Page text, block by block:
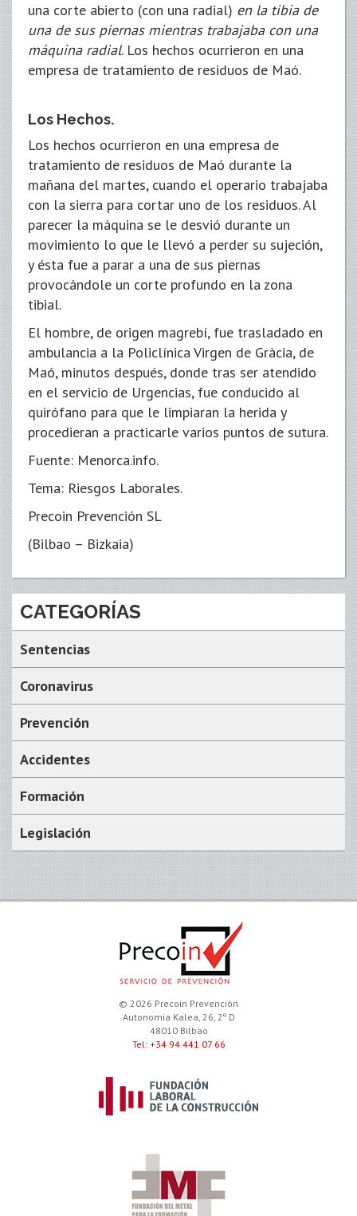
una corte abierto (con una radial) en la tibia de
una de sus piernas mientras trabajaba con una
máquina radial. Los hechos ocurrieron en una
empresa de tratamiento de residuos de Maó.
Los Hechos.
Los hechos ocurrieron en una empresa de
tratamiento de residuos de Maó durante la
mañana del martes, cuando el operario trabajaba
con la sierra para cortar uno de los residuos. Al
parecer la máquina se le desvió durante un
movimiento lo que le llevó a perder su sujeción,
y ésta fue a parar a una de sus piernas
provocándole un corte profundo en la zona
tibial.
El hombre, de origen magrebí, fue trasladado en
ambulancia a la Policlínica Virgen de Gràcia, de
Maó, minutos después, donde tras ser atendido
en el servicio de Urgencias, fue conducido al
quirófano para que le limpiaran la herida y
procedieran a practicarle varios puntos de sutura.
Fuente: Menorca.info.
Tema: Riesgos Laborales.
Precoin Prevención SL
(Bilbao – Bizkaia)
CATEGORÍAS
Sentencias
Coronavirus
Prevención
Accidentes
Formación
Legislación
© 2026 Precoin Prevención
Autonomia Kalea, 26, 2º D
48010 Bilbao
Tel: +34 94 441 07 66